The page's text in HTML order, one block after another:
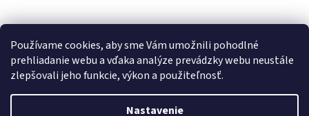
Používame cookies, aby sme Vám umožnili pohodlné
prehliadanie webu a vďaka analýze prevádzky webu neustále
zlepšovali jeho funkcie, výkon a použiteľnosť.
Nastavenie